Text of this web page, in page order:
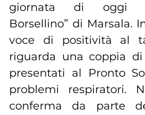
giornata di oggi
Borsellino” di Marsala.
voce di positività al
riguarda una coppia
presentati al Pronto
problemi respiratori.
conferma da parte